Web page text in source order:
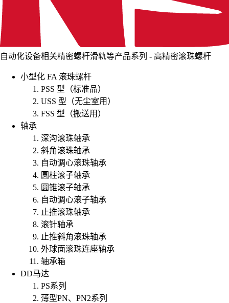
自动化设备相关精密螺杆滑轨等产品系列 - 高精密滚珠螺杆
小型化 FA 滚珠螺杆
PSS 型（标准品）
USS 型（无尘室用）
FSS 型（搬送用）
轴承
深沟滚珠轴承
斜角滚珠轴承
自动调心滚珠轴承
圆柱滚子轴承
圆锥滚子轴承
自动调心滚子轴承
止推滚珠轴承
滚针轴承
止推斜角滚珠轴承
外球面滚珠连座轴承
轴承箱
DD马达
PS系列
薄型PN、PN2系列